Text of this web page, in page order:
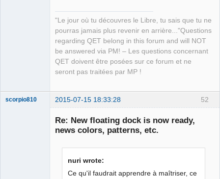
"Le jour où tu découvres le Libre, tu sais que tu ne
pourras jamais plus revenir en arrière..."Questions
regarding QET belong in this forum and will NOT
be answered via PM! – Les questions concernant
QET doivent être posées sur ce forum et ne
seront pas traitées par MP !
52
scorpio810 2015-07-15 18:33:28
Re: New floating dock is now ready,
news colors, patterns, etc.
nuri wrote:
Ce qu'il faudrait apprendre à maîtriser, ce